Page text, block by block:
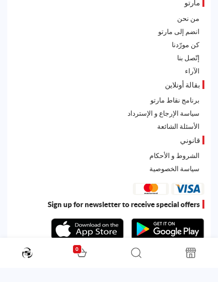
مارتو
من نحن
انضم إلى مارتو
كن مورّدنا
إتّصل بنا
الآراء
بقالة أونلاين
برنامج نقاط مارتو
سياسة الإرجاع و الإسترداد
الأسئلة الشائعة
قانوني
الشروط و الأحكام
سياسة الخصوصية
Sign up for newsletter to receive special offers
0